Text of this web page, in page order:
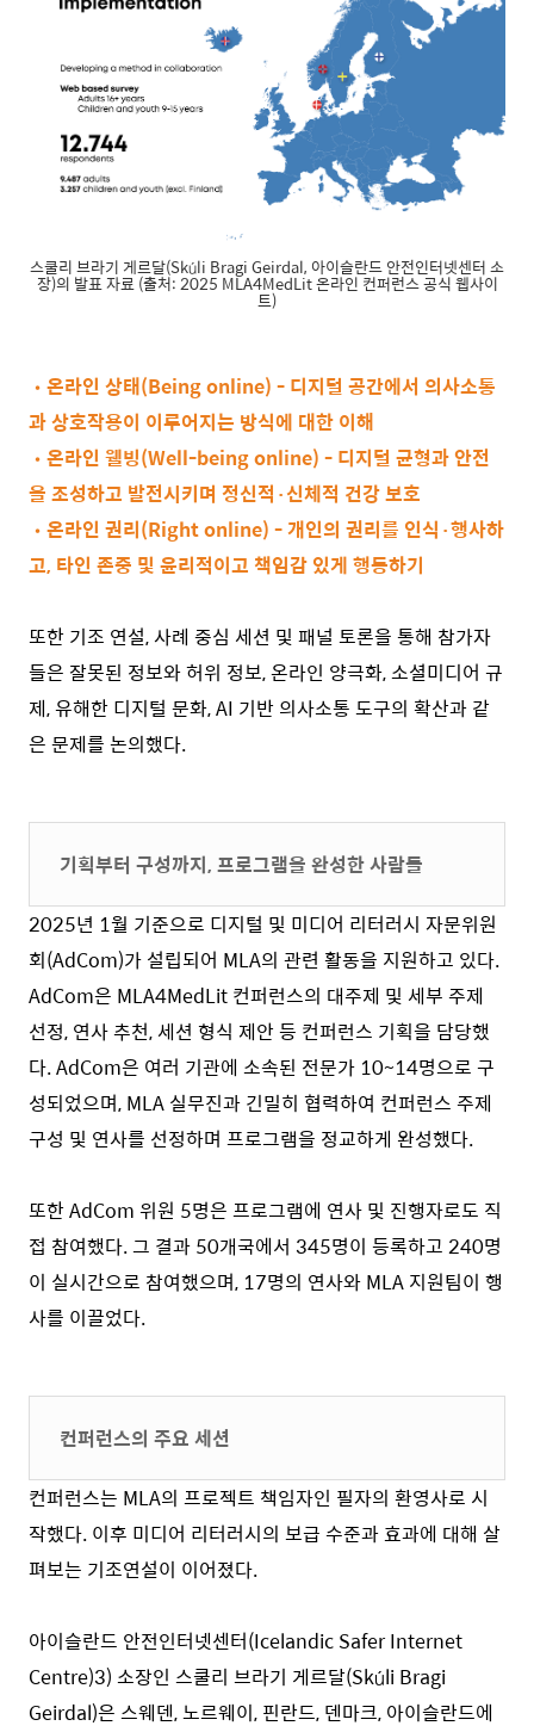
스쿨리 브라기 게르달(Skúli Bragi Geirdal, 아이슬란드 안전인터넷센터 소
장)의 발표 자료 (출처: 2025 MLA4MedLit 온라인 컨퍼런스 공식 웹사이
트)
•온라인 상태(Being online) - 디지털 공간에서 의사소통
과 상호작용이 이루어지는 방식에 대한 이해
•온라인 웰빙(Well-being online) - 디지털 균형과 안전
을 조성하고 발전시키며 정신적·신체적 건강 보호
•온라인 권리(Right online) - 개인의 권리를 인식·행사하
고, 타인 존중 및 윤리적이고 책임감 있게 행동하기
또한 기조 연설, 사례 중심 세션 및 패널 토론을 통해 참가자
들은 잘못된 정보와 허위 정보, 온라인 양극화, 소셜미디어 규
제, 유해한 디지털 문화, AI 기반 의사소통 도구의 확산과 같
은 문제를 논의했다.
기획부터 구성까지, 프로그램을 완성한 사람들
2025년 1월 기준으로 디지털 및 미디어 리터러시 자문위원
회(AdCom)가 설립되어 MLA의 관련 활동을 지원하고 있다.
AdCom은 MLA4MedLit 컨퍼런스의 대주제 및 세부 주제
선정, 연사 추천, 세션 형식 제안 등 컨퍼런스 기획을 담당했
다. AdCom은 여러 기관에 소속된 전문가 10~14명으로 구
성되었으며, MLA 실무진과 긴밀히 협력하여 컨퍼런스 주제
구성 및 연사를 선정하며 프로그램을 정교하게 완성했다.
또한 AdCom 위원 5명은 프로그램에 연사 및 진행자로도 직
접 참여했다. 그 결과 50개국에서 345명이 등록하고 240명
이 실시간으로 참여했으며, 17명의 연사와 MLA 지원팀이 행
사를 이끌었다.
컨퍼런스의 주요 세션
컨퍼런스는 MLA의 프로젝트 책임자인 필자의 환영사로 시
작했다. 이후 미디어 리터러시의 보급 수준과 효과에 대해 살
펴보는 기조연설이 이어졌다.
아이슬란드 안전인터넷센터(Icelandic Safer Internet
Centre)3) 소장인 스쿨리 브라기 게르달(Skúli Bragi
Geirdal)은 스웨덴, 노르웨이, 핀란드, 덴마크, 아이슬란드에